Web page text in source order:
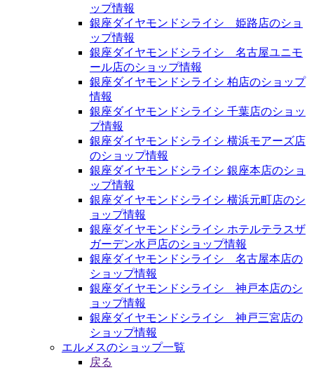
ップ情報
銀座ダイヤモンドシライシ 姫路店のショ
ップ情報
銀座ダイヤモンドシライシ 名古屋ユニモ
ール店のショップ情報
銀座ダイヤモンドシライシ 柏店のショップ
情報
銀座ダイヤモンドシライシ 千葉店のショッ
プ情報
銀座ダイヤモンドシライシ 横浜モアーズ店
のショップ情報
銀座ダイヤモンドシライシ 銀座本店のショ
ップ情報
銀座ダイヤモンドシライシ 横浜元町店のシ
ョップ情報
銀座ダイヤモンドシライシ ホテルテラスザ
ガーデン水戸店のショップ情報
銀座ダイヤモンドシライシ 名古屋本店の
ショップ情報
銀座ダイヤモンドシライシ 神戸本店のシ
ョップ情報
銀座ダイヤモンドシライシ 神戸三宮店の
ショップ情報
エルメスのショップ一覧
戻る